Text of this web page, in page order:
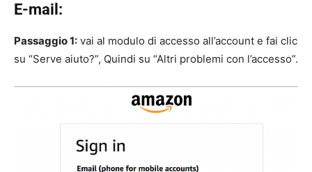
E-mail:
Passaggio 1: vai al modulo di accesso all’account e fai clic
su “Serve aiuto?”, Quindi su “Altri problemi con l’accesso”.